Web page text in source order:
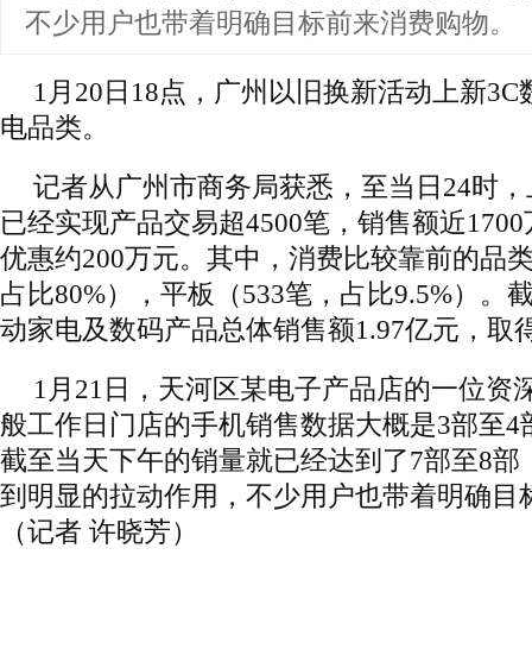
不少用户也带着明确目标前来消费购物。
1月20日18点，广州以旧换新活动上新
电品类。
记者从广州市商务局获悉，至当日24时
已经实现产品交易超4500笔，销售额近
优惠约200万元。其中，消费比较靠前的品
占比80%），平板（533笔，占比9.5%）。
动家电及数码产品总体销售额1.97亿元，取
1月21日，天河区某电子产品店的一位资
般工作日门店的手机销售数据大概是3部至
截至当天下午的销量就已经达到了7部至8部
到明显的拉动作用，不少用户也带着明确目
（记者 许晓芳）